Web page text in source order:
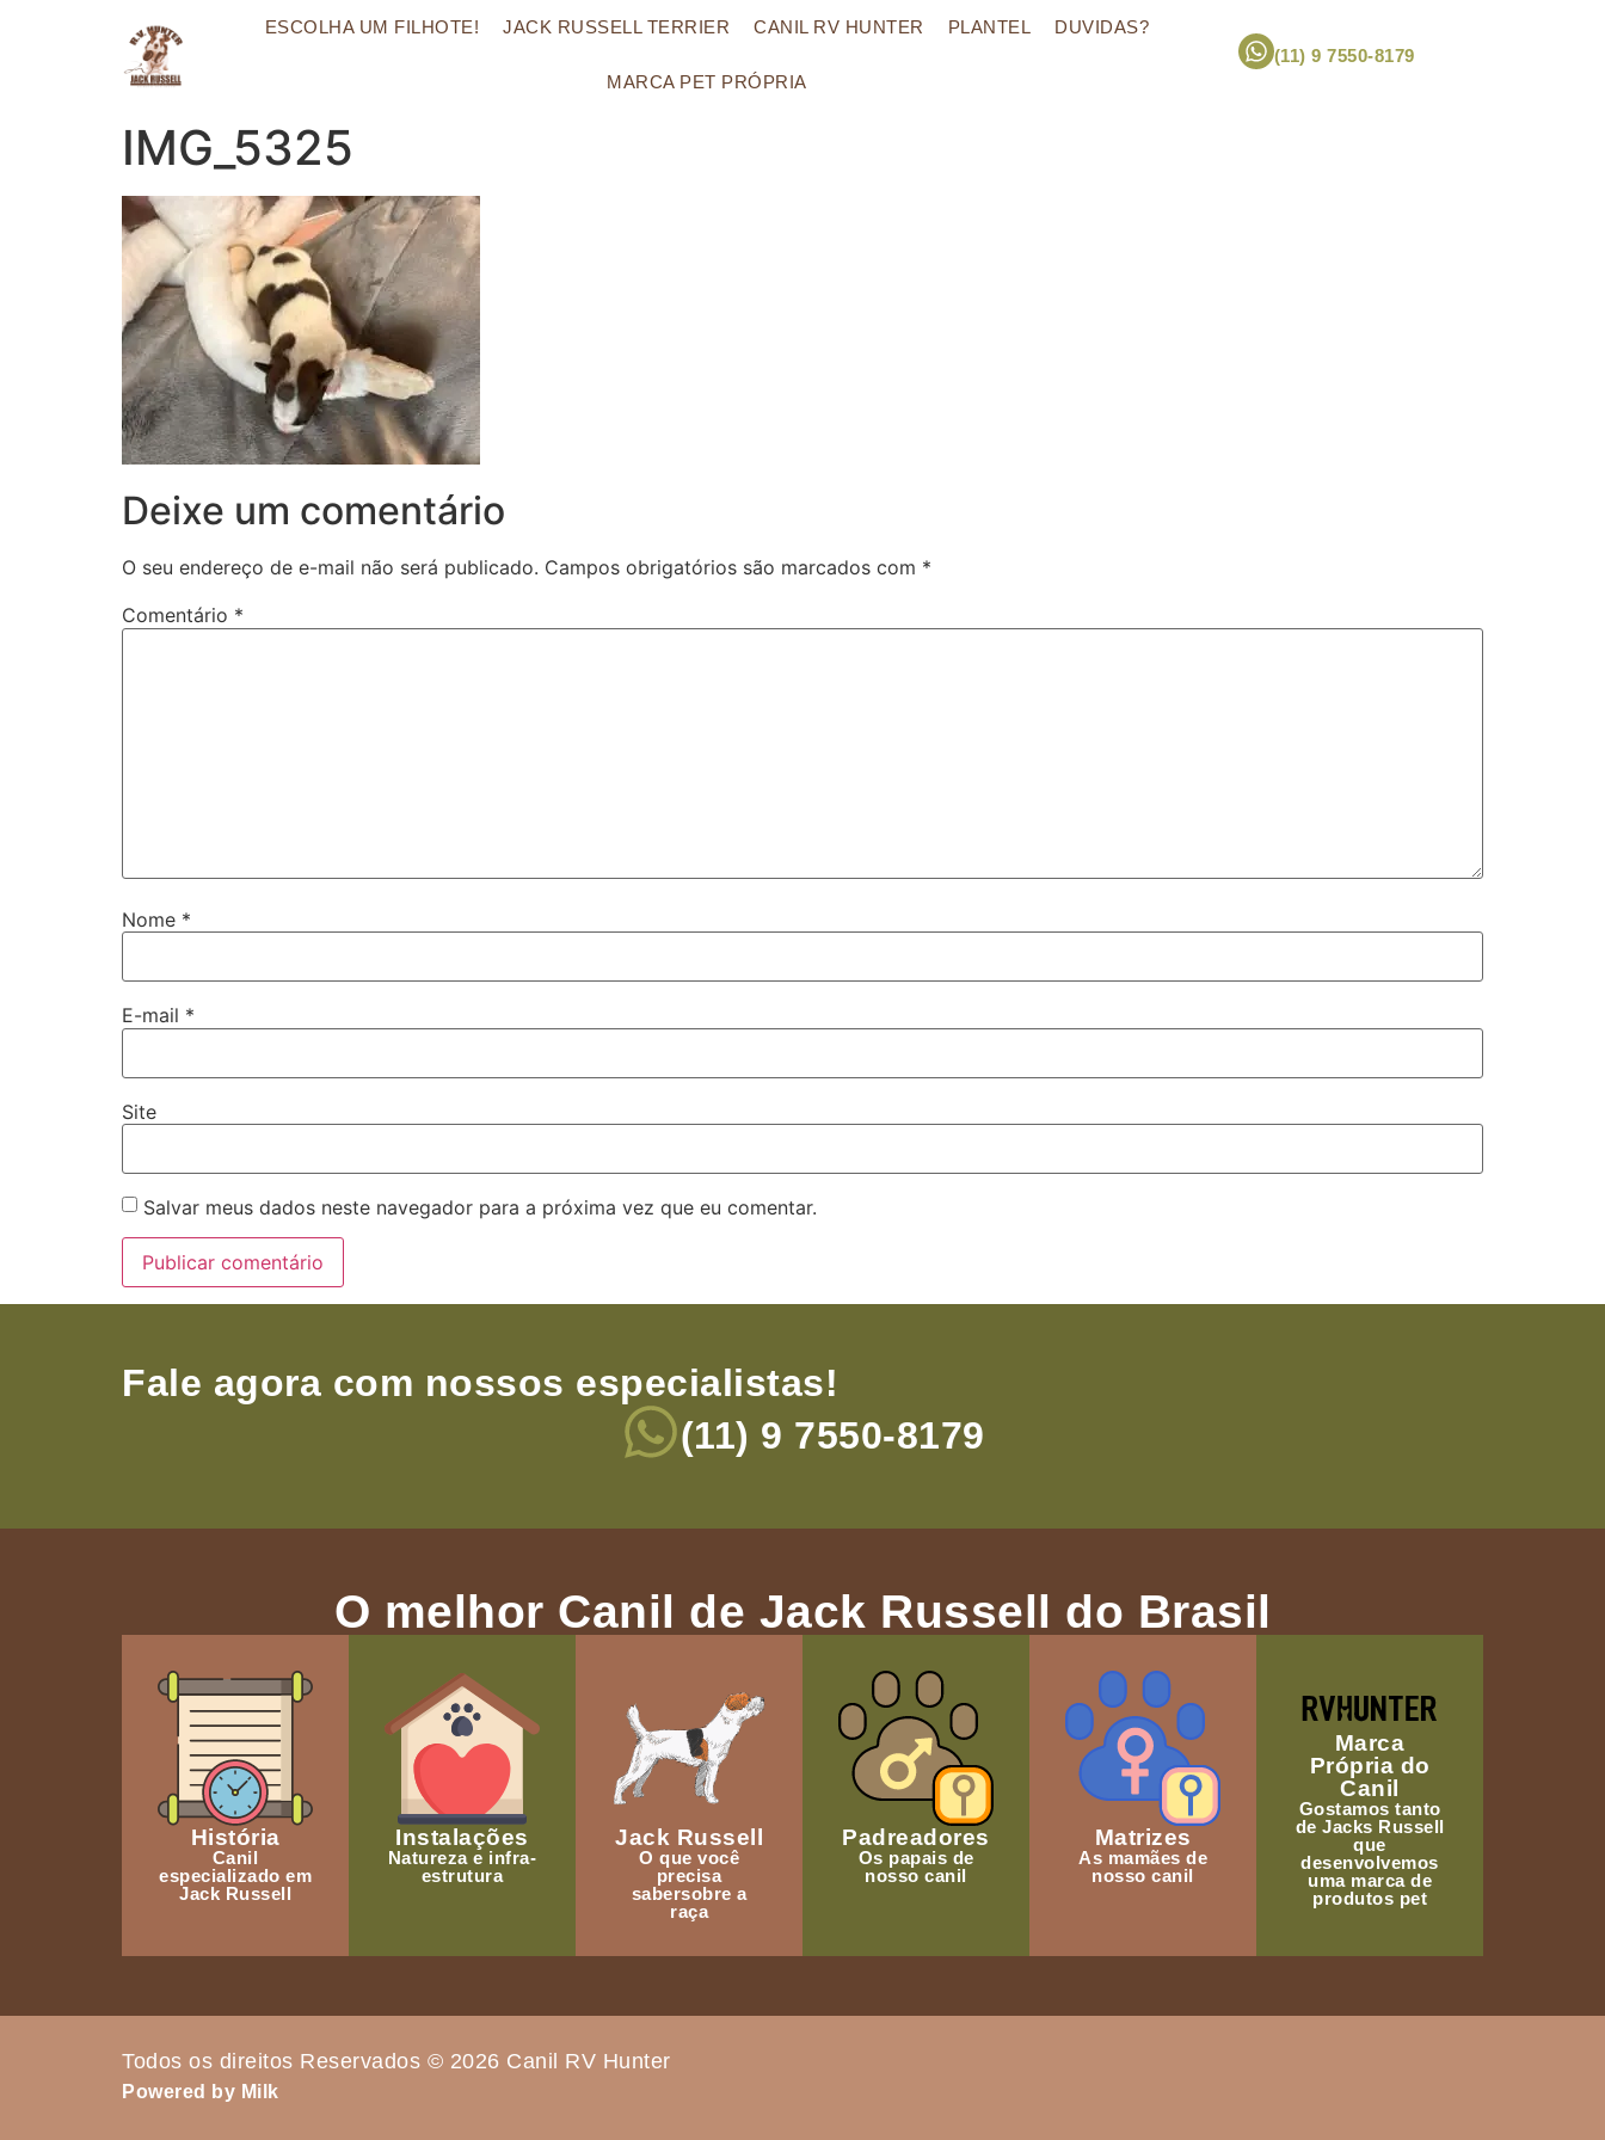
ESCOLHA UM FILHOTE! JACK RUSSELL TERRIER CANIL RV HUNTER PLANTEL DUVIDAS?
MARCA PET PRÓPRIA
(11) 9 7550-8179
IMG_5325
Deixe um comentário
O seu endereço de e-mail não será publicado. Campos obrigatórios são marcados com *
Comentário *
Nome *
E-mail *
Site
Salvar meus dados neste navegador para a próxima vez que eu comentar.
Fale agora com nossos especialistas!
(11) 9 7550-8179
O melhor Canil de Jack Russell do Brasil
História
Canil
especializado em
Jack Russell
Instalações
Natureza e infra-
estrutura
Jack Russell
O que você
precisa
sabersobre a
raça
Padreadores
Os papais de
nosso canil
Matrizes
As mamães de
nosso canil
Marca
Própria do
Canil
Gostamos tanto
de Jacks Russell
que
desenvolvemos
uma marca de
produtos pet
Todos os direitos Reservados © 2026 Canil RV Hunter
Powered by Milk